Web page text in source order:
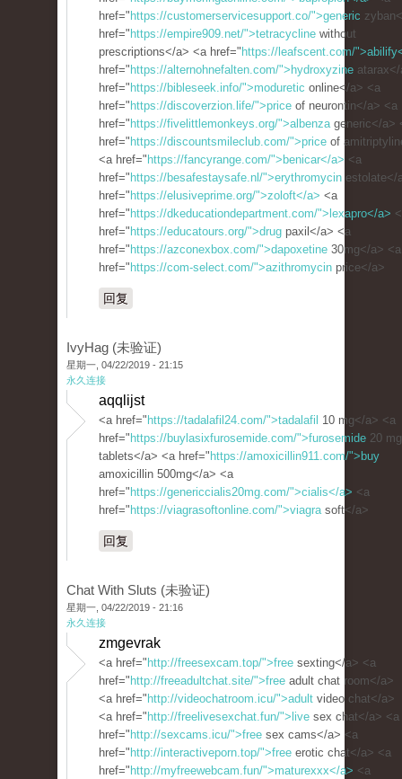
href=" https://customerservicesupport.co/">generic
href=" https://empire909.net/">tetracycline without
prescriptions</a> <a href=" https://leafscent.com/
href=" https://alternohnefalten.com/">hydroxyzine
href=" https://bibleseek.info/">moduretic online</a> <a
href=" https://discoverzion.life/">price of neurontin</a> <a
href=" https://fivelittlemonkeys.org/">albenzageneric</a>
href=" https://discountsmileclub.com/">price of
<a href=" https://fancyrange.com/">benicar</a> <a
href=" https://besafestaysafe.nl/">erythromycin estolate</
href=" https://elusiveprime.org/">zoloft</a> <a
href=" https://dkeducationdepartment.com/">lexapro</a>
href=" https://educatours.org/">drug paxil</a> <a
href=" https://azconexbox.com/">dapoxetine 30mg</a> <a
href=" https://com-select.com/">azithromycin price</a>
回复
IvyHag (未验证)
星期一, 04/22/2019 - 21:15
永久连接
aqqlijst
<a href=" https://tadalafil24.com/">tadalafil 10 mg</a> <a
href=" https://buylasixfurosemide.com/">furosemide 20 mg
tablets</a> <a href=" https://amoxicillin911.com/">buy
amoxicillin 500mg</a> <a
href=" https://genericcialis20mg.com/">cialis</a> <a
href=" https://viagrasoftonline.com/">viagrasoft</a>
回复
Chat With Sluts (未验证)
星期一, 04/22/2019 - 21:16
永久连接
zmgevrak
<a href=" http://freesexcam.top/">free sexting</a> <a
href=" http://freeadultchat.site/">free adult chat room</a>
<a href=" http://videochatroom.icu/">adult video chat</a>
<a href=" http://freelivesexchat.fun/">live sex chat</a> <a
href=" http://sexcams.icu/">free sex cams</a> <a
href=" http://interactiveporn.top/">free erotic chat</a> <a
href=" http://myfreewebcam.fun/">maturexxx</a> <a